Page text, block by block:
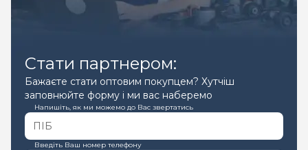
Стати партнером:
Бажаєте стати оптовим покупцем? Хутчіш
заповнюйте форму і ми вас наберемо
Напишіть, як ми можемо до Вас звертатись
Введіть Ваш номер телефону